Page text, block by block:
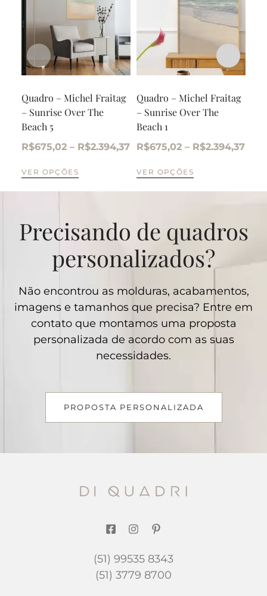
Quadro – Michel Fraitag
– Sunrise Over The
Beach 5
R$675,02 – R$2.394,37
VER OPÇÕES
Quadro – Michel Fraitag
– Sunrise Over The
Beach 1
R$675,02 – R$2.394,37
VER OPÇÕES
Precisando de quadros
personalizados?
Não encontrou as molduras, acabamentos,
imagens e tamanhos que precisa? Entre em
contato que montamos uma proposta
personalizada de acordo com as suas
necessidades.
PROPOSTA PERSONALIZADA
(51) 99535 8343
(51) 3779 8700